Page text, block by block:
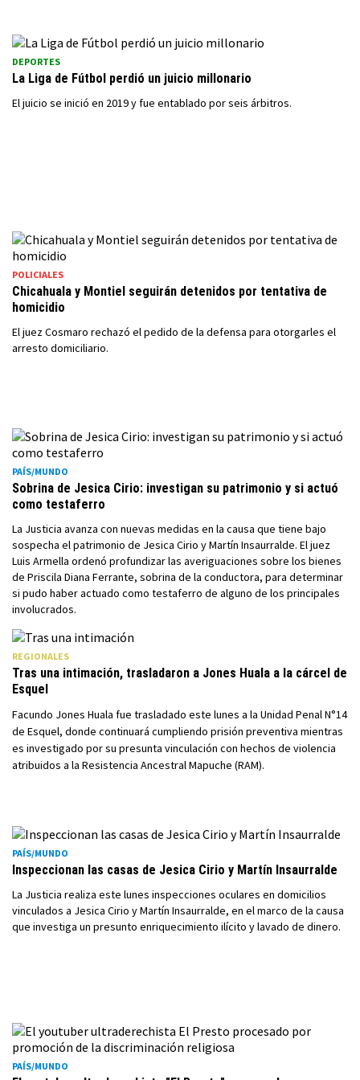
DEPORTES
La Liga de Fútbol perdió un juicio millonario
El juicio se inició en 2019 y fue entablado por seis árbitros.
POLICIALES
Chicahuala y Montiel seguirán detenidos por tentativa de
homicidio
El juez Cosmaro rechazó el pedido de la defensa para otorgarles el
arresto domiciliario.
PAÍS/MUNDO
Sobrina de Jesica Cirio: investigan su patrimonio y si actuó
como testaferro
La Justicia avanza con nuevas medidas en la causa que tiene bajo
sospecha el patrimonio de Jesica Cirio y Martín Insaurralde. El juez
Luis Armella ordenó profundizar las averiguaciones sobre los bienes
de Priscila Diana Ferrante, sobrina de la conductora, para determinar
si pudo haber actuado como testaferro de alguno de los principales
involucrados.
REGIONALES
Tras una intimación, trasladaron a Jones Huala a la cárcel de
Esquel
Facundo Jones Huala fue trasladado este lunes a la Unidad Penal N°14
de Esquel, donde continuará cumpliendo prisión preventiva mientras
es investigado por su presunta vinculación con hechos de violencia
atribuidos a la Resistencia Ancestral Mapuche (RAM).
PAÍS/MUNDO
Inspeccionan las casas de Jesica Cirio y Martín Insaurralde
La Justicia realiza este lunes inspecciones oculares en domicilios
vinculados a Jesica Cirio y Martín Insaurralde, en el marco de la causa
que investiga un presunto enriquecimiento ilícito y lavado de dinero.
PAÍS/MUNDO